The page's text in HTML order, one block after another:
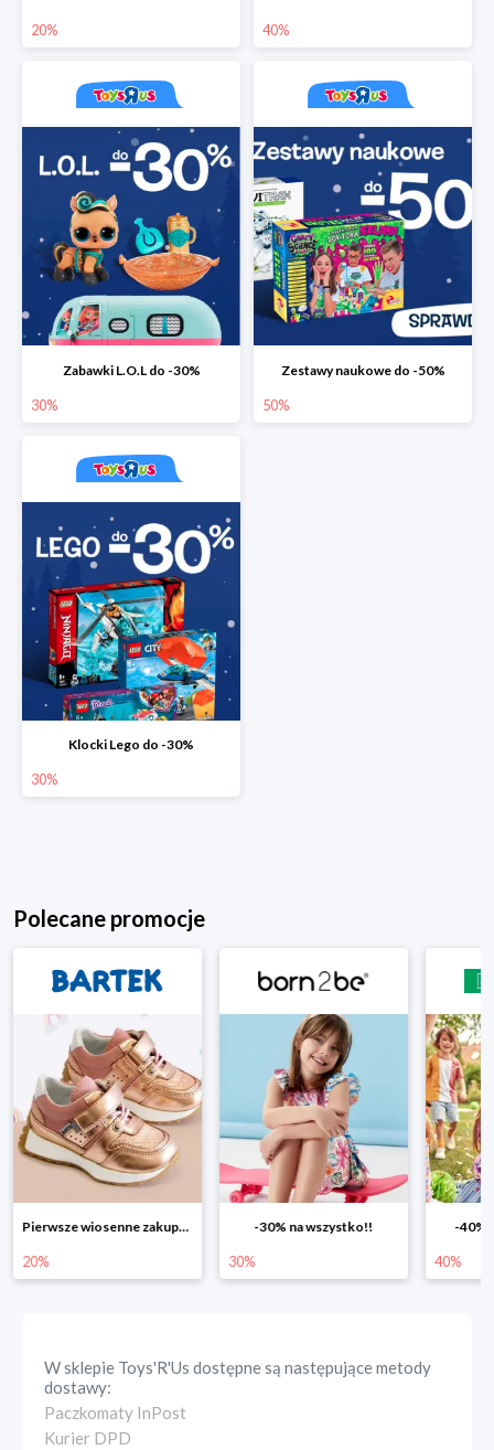
20% 40%
Zabawki L.O.L do -30%
30%
Zestawy naukowe do -50%
50%
Klocki Lego do -30%
30%
Polecane promocje
-30% na wszystko!!
30%
-40% na drugą sztukę
40% 25%
W sklepie Toys'R'Us dostępne są następujące metody
dostawy:
Paczkomaty InPost
Kurier DPD